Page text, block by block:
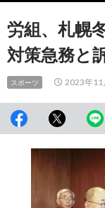
へ
動労組、札幌
対策急務と
スポーツ 2023年11